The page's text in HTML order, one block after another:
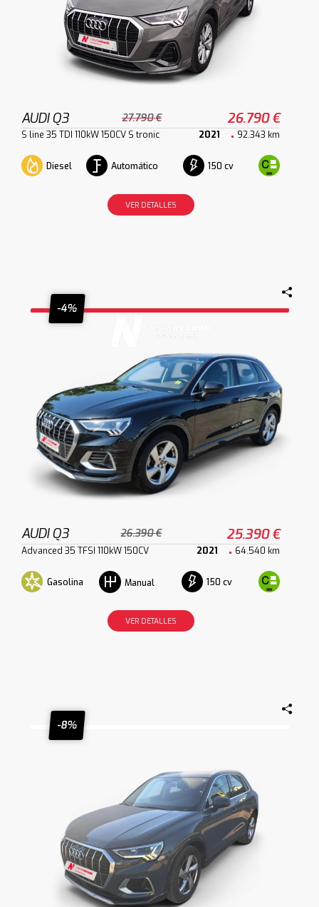
AUDI Q3 27.790 € 26.790 €
S line 35 TDI 110kW 150CV S tronic 2021 92.343 km
Diesel Automático 150 cv
VER DETALLES
-4%
AUDI Q3 26.390 € 25.390 €
Advanced 35 TFSI 110kW 150CV 2021 64.540 km
Gasolina Manual 150 cv
VER DETALLES
-8%